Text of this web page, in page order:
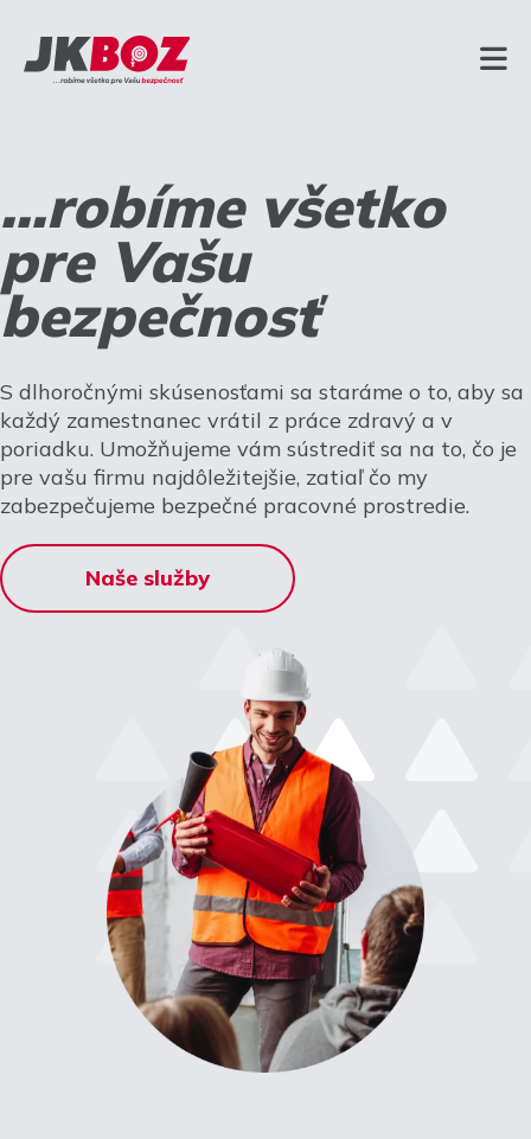
...robíme všetko
pre Vašu
bezpečnosť
S dlhoročnými skúsenosťami sa staráme o to, aby sa
každý zamestnanec vrátil z práce zdravý a v
poriadku. Umožňujeme vám sústrediť sa na to, čo je
pre vašu firmu najdôležitejšie, zatiaľ čo my
zabezpečujeme bezpečné pracovné prostredie.
Naše služby